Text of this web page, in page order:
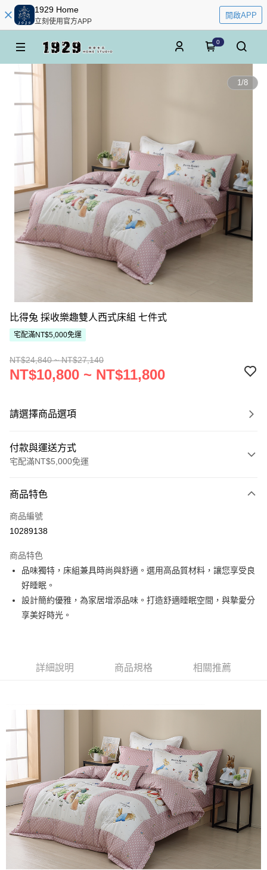
1929 Home
立刻使用官方APP
開啟APP
0
1/8
比得兔 採收樂趣雙人西式床組 七件式
宅配滿NT$5,000免運
NT$24,840 ~ NT$27,140
NT$10,800 ~ NT$11,800
請選擇商品選項
付款與運送方式
宅配滿NT$5,000免運
信用卡一次付款
ATM付款
運送方式
新竹物流
每筆NT$100，滿NT$5,000(含以上)免運費
商品特色
商品編號
10289138
商品特色
品味獨特，床組兼具時尚與舒適。選用高品質材料，讓您享受良
好睡眠。
設計簡約優雅，為家居增添品味。打造舒適睡眠空間，與摯愛分
享美好時光。
詳細說明 商品規格 相關推薦